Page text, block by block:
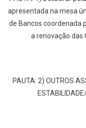
apresentada na mesa
de Bancos coordenada
a renovação das
PAUTA: 2) OUTROS